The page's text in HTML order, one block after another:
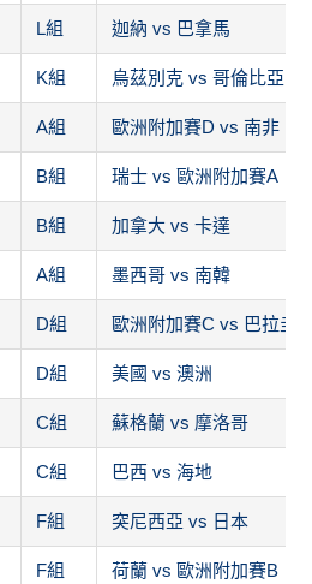
L組 迦納 vs 巴拿馬
K組 烏茲別克 vs 哥倫比亞
A組 歐洲附加賽D vs 南非
B組 瑞士 vs 歐洲附加賽A
B組 加拿大 vs 卡達
A組 墨西哥 vs 南韓
D組 歐洲附加賽C vs 巴拉圭
D組 美國 vs 澳洲
C組 蘇格蘭 vs 摩洛哥
C組 巴西 vs 海地
F組 突尼西亞 vs 日本
F組 荷蘭 vs 歐洲附加賽B